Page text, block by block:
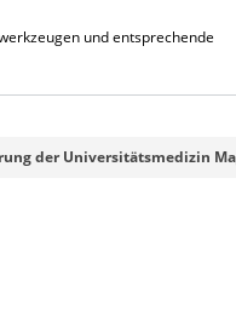
und entsprechende
der Universitätsmedizin